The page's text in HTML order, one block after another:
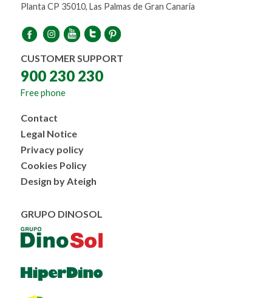
Planta CP 35010, Las Palmas de Gran Canaria
CUSTOMER SUPPORT
900 230 230
Free phone
Menú
al
pie
Contact
Legal Notice
Privacy policy
Cookies Policy
Design by Ateigh
GRUPO DINOSOL